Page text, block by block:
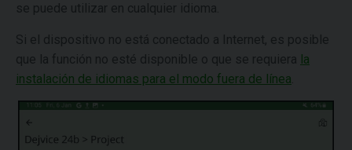
se puede utilizar en cualquier idioma.
Si el dispositivo no está conectado a Internet, es posible
que la función no esté disponible o que se requiera la
instalación de idiomas para el modo fuera de línea